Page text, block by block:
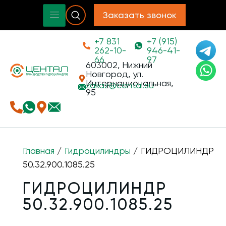
Заказать звонок
+7 831
262-10-
66
+7 (915)
946-41-
97
603002, Нижний
Новгород, ул.
Интернациональная,
95
zakaz@cental.su
Главная / Гидроцилиндры / ГИДРОЦИЛИНДР
50.32.900.1085.25
ГИДРОЦИЛИНДР
50.32.900.1085.25